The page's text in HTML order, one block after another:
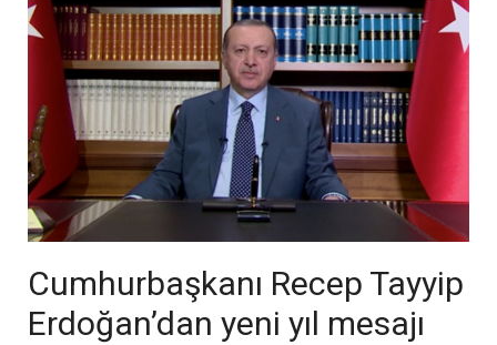
Cumhurbaşkanı Recep Tayyip
Erdoğan’dan yeni yıl mesajı